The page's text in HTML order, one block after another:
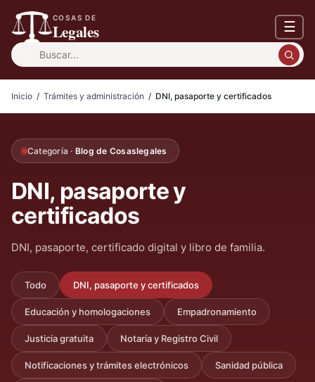
COSAS DE
Legales ☰
Buscar:
Inicio / Trámites y administración / DNI, pasaporte y certificados
Categoría · Blog de Cosaslegales
DNI, pasaporte y
certificados
DNI, pasaporte, certificado digital y libro de familia.
Todo DNI, pasaporte y certificados
Educación y homologaciones Empadronamiento
Justicia gratuita Notaría y Registro Civil
Notificaciones y trámites electrónicos Sanidad pública